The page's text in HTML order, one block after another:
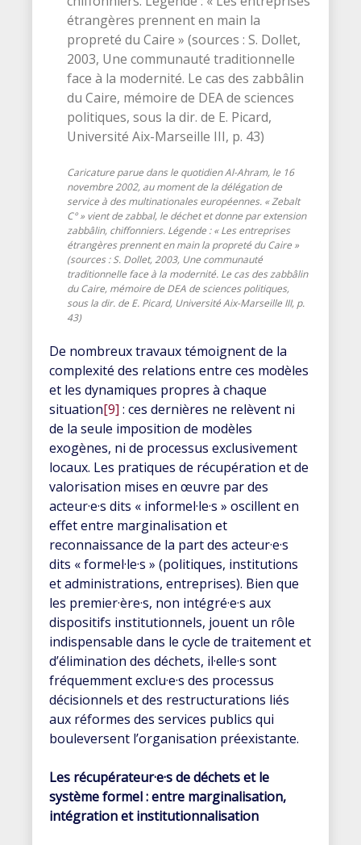
Caricature parue dans le quotidienAl-Ahram, le 16
novembre 2002, au moment de la délégation de
service à des multinationales européennes. « Zebalt
C° » vient de zabbal, le déchet et donne par extension
zabbâlin, chiffonniers. Légende : « Les entreprises
étrangères prennent en main la propreté du Caire »
(sources : S. Dollet, 2003, Une communauté
traditionnelle face à la modernité. Le cas des zabbâlin
du Caire, mémoire de DEA de sciences politiques,
sous la dir. de E. Picard, Université Aix-Marseille III, p.
43)
De nombreux travaux témoignent de la
complexité des relations entre ces modèles
et les dynamiques propres à chaque
situation[9] : ces dernières ne relèvent ni
de la seule imposition de modèles
exogènes, ni de processus exclusivement
locaux. Les pratiques de récupération et de
valorisation mises en œuvre par des
acteur·e·s dits « informel·le·s » oscillent en
effet entre marginalisation et
reconnaissance de la part des acteur·e·s
dits « formel·le·s » (politiques, institutions
et administrations, entreprises). Bien que
les premier·ère·s, non intégré·e·s aux
dispositifs institutionnels, jouent un rôle
indispensable dans le cycle de traitement et
d’élimination des déchets, il·elle·s sont
fréquemment exclu·e·s des processus
décisionnels et des restructurations liés
aux réformes des services publics qui
bouleversent l’organisation préexistante.
Les récupérateur·e·s de déchets et le
système formel : entre marginalisation,
intégration et institutionnalisation